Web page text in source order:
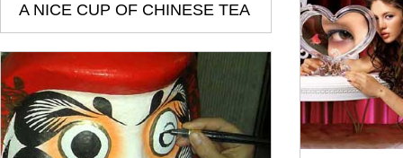
A NICE CUP OF CHINESE TEA